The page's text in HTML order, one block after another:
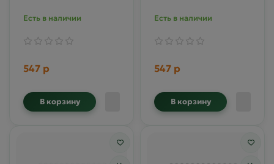
Есть в наличии
547 р
В корзину
Есть в наличии
547 р
В корзину